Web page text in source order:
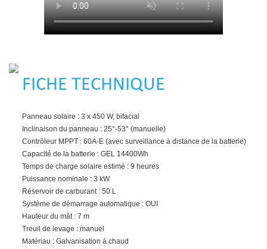
FICHE TECHNIQUE
Panneau solaire : 3 x 450 W, bifacial
Inclinaison du panneau : 25°-53° (manuelle)
Contrôleur MPPT : 60A-E (avec surveillance à distance de la batterie)
Capacité de la batterie : GEL 14400Wh
Temps de charge solaire estimé : 9 heures
Puissance nominale : 3 kW
Réservoir de carburant : 50 L
Système de démarrage automatique : OUI
Hauteur du mât : 7 m
Treuil de levage : manuel
Matériau : Galvanisation à chaud